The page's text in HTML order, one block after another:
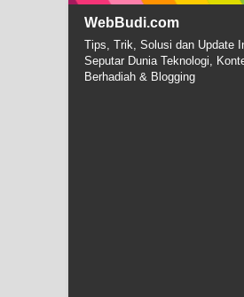
WebBudi.com
Tips, Trik, Solusi dan Update
Seputar Dunia Teknologi,
Berhadiah & Blogging